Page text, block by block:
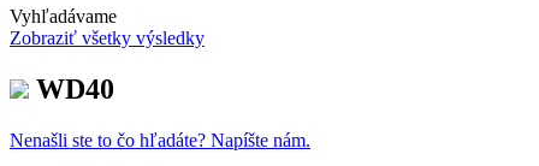
Vyhľadávame
Zobraziť všetky výsledky
WD40
Nenašli ste to čo hľadáte? Napíšte nám.